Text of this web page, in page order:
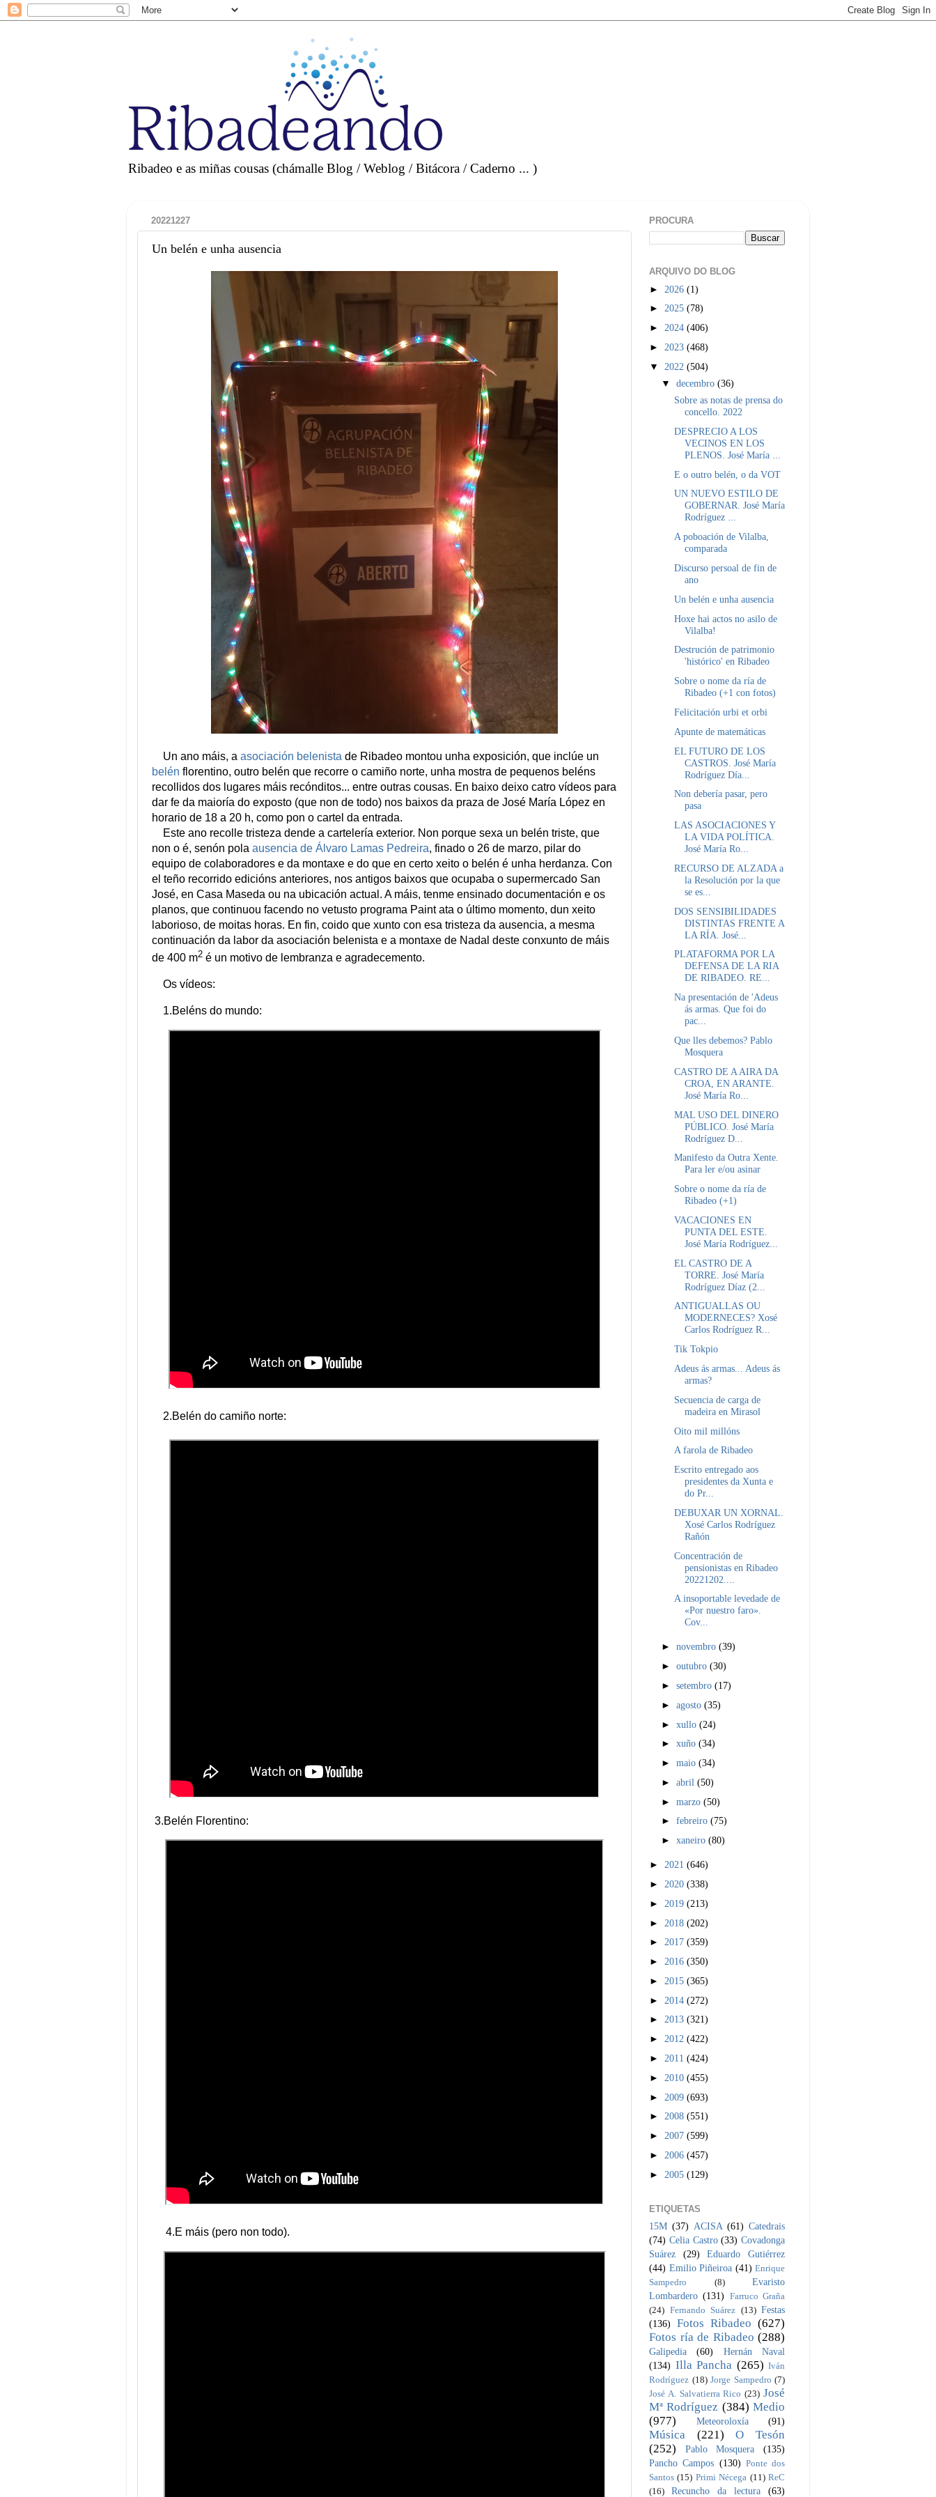
Ribadeo e as miñas cousas (chámalle Blog / Weblog / Bitácora / Caderno ... )
20221227
Un belén e unha ausencia
Un ano máis, a asociación belenista de Ribadeo montou unha exposición, que inclúe un
belén florentino, outro belén que recorre o camiño norte, unha mostra de pequenos beléns
recollidos dos lugares máis recónditos... entre outras cousas. En baixo deixo catro vídeos para
dar fe da maioría do exposto (que non de todo) nos baixos da praza de José María López en
horario de 18 a 20 h, como pon o cartel da entrada.
Este ano recolle tristeza dende a cartelería exterior. Non porque sexa un belén triste, que
non o é, senón pola ausencia de Álvaro Lamas Pedreira, finado o 26 de marzo, pilar do
equipo de colaboradores e da montaxe e do que en certo xeito o belén é unha herdanza. Con
el teño recorrido edicións anteriores, nos antigos baixos que ocupaba o supermercado San
José, en Casa Maseda ou na ubicación actual. A máis, tenme ensinado documentación e os
planos, que continuou facendo no vetusto programa Paint ata o último momento, dun xeito
laborioso, de moitas horas. En fin, coido que xunto con esa tristeza da ausencia, a mesma
continuación da labor da asociación belenista e a montaxe de Nadal deste conxunto de máis
de 400 m2 é un motivo de lembranza e agradecemento.
Os vídeos:
1.Beléns do mundo:
2.Belén do camiño norte:
3.Belén Florentino:
4.E máis (pero non todo).
PROCURA
ARQUIVO DO BLOG
► 2026 (1)
► 2025 (78)
► 2024 (406)
► 2023 (468)
▼ 2022 (504)
▼decembro(36)
Sobre as notas de prensa do
concello. 2022
DESPRECIO A LOS
VECINOS EN LOS
PLENOS. José María ...
E o outro belén, o da VOT
UN NUEVO ESTILO DE
GOBERNAR. José María
Rodríguez ...
A poboación de Vilalba,
comparada
Discurso persoal de fin de
ano
Un belén e unha ausencia
Hoxe hai actos no asilo de
Vilalba!
Destrución de patrimonio
'histórico' en Ribadeo
Sobre o nome da ría de
Ribadeo (+1 con fotos)
Felicitación urbi et orbi
Apunte de matemáticas
EL FUTURO DE LOS
CASTROS. José María
Rodríguez Día...
Non debería pasar, pero
pasa
LAS ASOCIACIONES Y
LA VIDA POLÍTICA.
José María Ro...
RECURSO DE ALZADA a
la Resolución por la que
se es...
DOS SENSIBILIDADES
DISTINTAS FRENTE A
LA RÍA. José...
PLATAFORMA POR LA
DEFENSA DE LA RIA
DE RIBADEO. RE...
Na presentación de 'Adeus
ás armas. Que foi do
pac...
Que lles debemos? Pablo
Mosquera
CASTRO DE A AIRA DA
CROA, EN ARANTE.
José María Ro...
MAL USO DEL DINERO
PÚBLICO. José María
Rodríguez D...
Manifesto da Outra Xente.
Para ler e/ou asinar
Sobre o nome da ría de
Ribadeo (+1)
VACACIONES EN
PUNTA DEL ESTE.
José María Rodríguez...
EL CASTRO DE A
TORRE. José María
Rodríguez Díaz (2...
ANTIGUALLAS OU
MODERNECES? Xosé
Carlos Rodríguez R...
Tik Tokpio
Adeus ás armas... Adeus ás
armas?
Secuencia de carga de
madeira en Mirasol
Oito mil millóns
A farola de Ribadeo
Escrito entregado aos
presidentes da Xunta e
do Pr...
DEBUXAR UN XORNAL.
Xosé Carlos Rodríguez
Rañón
Concentración de
pensionistas en Ribadeo
20221202....
A insoportable levedade de
«Por nuestro faro».
Cov...
►novembro(39)
►outubro(30)
►setembro(17)
►agosto(35)
►xullo(24)
►xuño(34)
►maio(34)
►abril(50)
►marzo(50)
►febreiro(75)
►xaneiro(80)
► 2021 (646)
► 2020 (338)
► 2019 (213)
► 2018 (202)
► 2017 (359)
► 2016 (350)
► 2015 (365)
► 2014 (272)
► 2013 (321)
► 2012 (422)
► 2011 (424)
► 2010 (455)
► 2009 (693)
► 2008 (551)
► 2007 (599)
► 2006 (457)
► 2005 (129)
ETIQUETAS
15M (37) ACISA (61) Catedrais
(74) Celia Castro (33) Covadonga
Suárez
(29)
Eduardo Gutiérrez
(44) Emilio Piñeiroa (41) Enrique
Sampedro
(8)
Evaristo
Lombardero (131) Farruco Graña
(24) Fernando Suárez (13) Festas
(136)
Fotos Ribadeo (627)
Fotos ría de Ribadeo (288)
Galipedia (60)
Hernán Naval
(134) Illa Pancha (265) Iván
Rodríguez (18) Jorge Sampedro (7)
José A. Salvatierra Rico (23) José
Mª Rodríguez (384) Medio
(977)
Meteoroloxía (91)
Música (221)
O Tesón
(252)
Pablo Mosquera
(135)
Pancho Campos (130) Ponte dos
Santos (15) Primi Nécega (11) ReC
(16)
Recuncho da lectura (63)